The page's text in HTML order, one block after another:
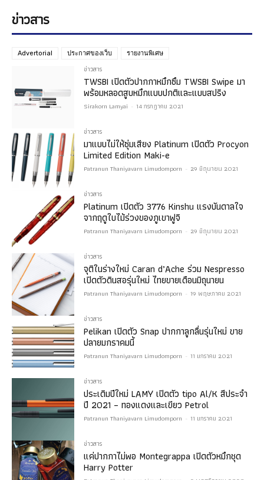
ข่าวสาร
Advertorial ประกาศของเว็บ รายงานพิเศษ
ข่าวสาร
TWSBI เปิดตัวปากกาหมึกซึม TWSBI Swipe มา
พร้อมหลอดสูบหมึกแบบปกติและแบบสปริง
Sirakorn Lamyai - 14 กรกฎาคม 2021
ข่าวสาร
มาแบบไม่ให้ซุ่มเสียง Platinum เปิดตัว Procyon
Limited Edition Maki-e
Patranun Thaniyavarn Limudomporn - 29 มิถุนายน 2021
ข่าวสาร
Platinum เปิดตัว 3776 Kinshu แรงบันดาลใจ
จากฤดูใบไม้ร่วงของภูเขาฟูจิ
Patranun Thaniyavarn Limudomporn - 29 มิถุนายน 2021
ข่าวสาร
จุติในร่างใหม่ Caran d’Ache ร่วม Nespresso
เปิดตัวดินสอรุ่นใหม่ ไทยขายเดือนมิถุนายน
Patranun Thaniyavarn Limudomporn - 19 พฤษภาคม 2021
ข่าวสาร
Pelikan เปิดตัว Snap ปากกาลูกลื่นรุ่นใหม่ ขาย
ปลายมกราคมนี้
Patranun Thaniyavarn Limudomporn - 11 มกราคม 2021
ข่าวสาร
ประเดิมปีใหม่ LAMY เปิดตัว tipo Al/K สีประจำ
ปี 2021 – ทองแดงและเขียว Petrol
Patranun Thaniyavarn Limudomporn - 11 มกราคม 2021
ข่าวสาร
แค่ปากกาไม่พอ Montegrappa เปิดตัวหมึกชุด
Harry Potter